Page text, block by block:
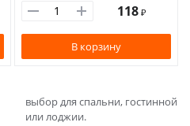
118 ₽
В корзину
или лоджии.